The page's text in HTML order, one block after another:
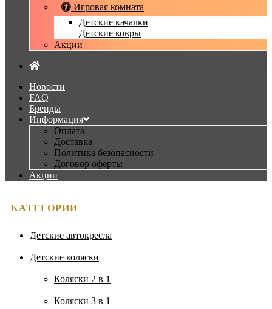
Игровая комната
Детские качалки
Детские ковры
Акции
Новости
FAQ
Бренды
Информация
Оплата
Доставка
Политика безопасности
Договор оферты
Акции
КАТЕГОРИИ
Детские автокресла
Детские коляски
Коляски 2 в 1
Коляски 3 в 1